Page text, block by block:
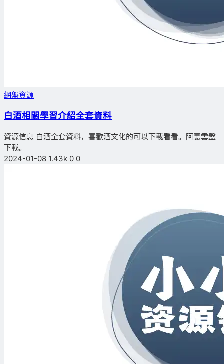
網盤資源
白酒相關學習介紹全套資料
資源信息 白酒全套資料，喜歡酒文化的可以下載看看。阿裏雲盤
下載。
2024-01-08 1.43k 0 0